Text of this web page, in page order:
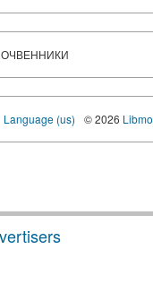
Language (us) © 2026